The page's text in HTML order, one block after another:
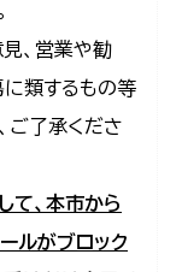
、営業や勧
に類するもの等
ご了承くださ
て、本市から
ルがブロック